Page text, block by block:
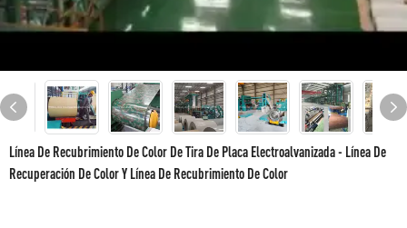
Línea De Recubrimiento De Color De Tira De Placa Electroalvanizada - Línea De
Recuperación De Color Y Línea De Recubrimiento De Color